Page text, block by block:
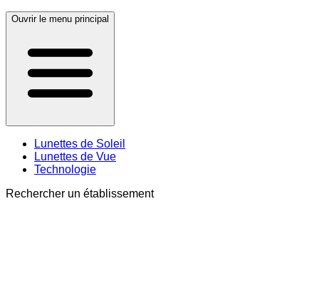
Ouvrir le menu principal
Lunettes de Soleil
Lunettes de Vue
Technologie
Rechercher un établissement